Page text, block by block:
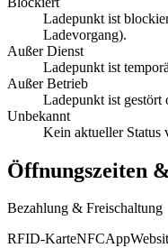
Ladepunkt ist
Ladevorgang).
Außer Dienst
Ladepunkt ist
Außer Betrieb
Ladepunkt ist gestört
Unbekannt
Kein aktueller Status
Öffnungszeiten
Bezahlung & Freischaltung
RFID-KarteNFCApp